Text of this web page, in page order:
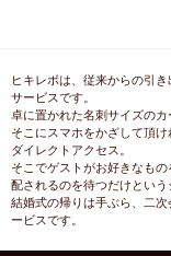
ヒキレボは、従来からの引
サービスです。
卓に置かれた名刺サイズのカ
そこにスマホをかざして頂
ダイレクトアクセス。
そこでゲストがお好きなも
配されるのを待つだけという
結婚式の帰りは手ぶら、二
ービスです。